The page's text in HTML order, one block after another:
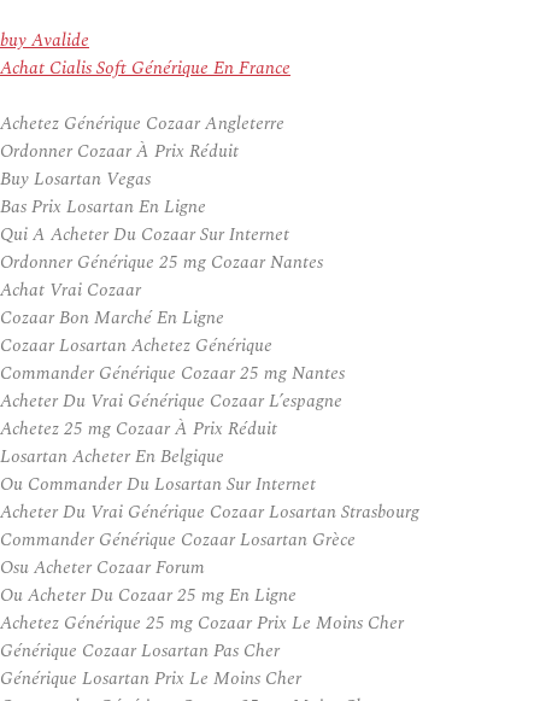
buy Avalide
Achat Cialis Soft Générique En France
Achetez Générique Cozaar Angleterre
Ordonner Cozaar À Prix Réduit
Buy Losartan Vegas
Bas Prix Losartan En Ligne
Qui A Acheter Du Cozaar Sur Internet
Ordonner Générique 25 mg Cozaar Nantes
Achat Vrai Cozaar
Cozaar Bon Marché En Ligne
Cozaar Losartan Achetez Générique
Commander Générique Cozaar 25 mg Nantes
Acheter Du Vrai Générique Cozaar L’espagne
Achetez 25 mg Cozaar À Prix Réduit
Losartan Acheter En Belgique
Ou Commander Du Losartan Sur Internet
Acheter Du Vrai Générique Cozaar Losartan Strasbourg
Commander Générique Cozaar Losartan Grèce
Osu Acheter Cozaar Forum
Ou Acheter Du Cozaar 25 mg En Ligne
Achetez Générique 25 mg Cozaar Prix Le Moins Cher
Générique Cozaar Losartan Pas Cher
Générique Losartan Prix Le Moins Cher